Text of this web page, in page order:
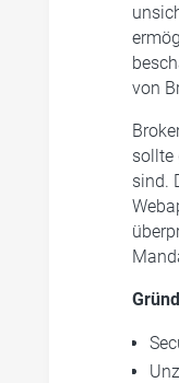
von
sollte
sind.